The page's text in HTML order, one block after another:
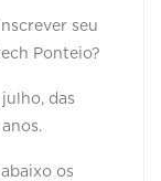
seu
Ponteio?
das
os